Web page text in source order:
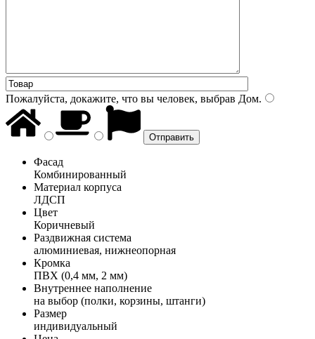
Пожалуйста, докажите, что вы человек, выбрав Дом.
Фасад
Комбинированный
Материал корпуса
ЛДСП
Цвет
Коричневый
Раздвижная система
алюминиевая, нижнеопорная
Кромка
ПВХ (0,4 мм, 2 мм)
Внутреннее наполнение
на выбор (полки, корзины, штанги)
Размер
индивидуальный